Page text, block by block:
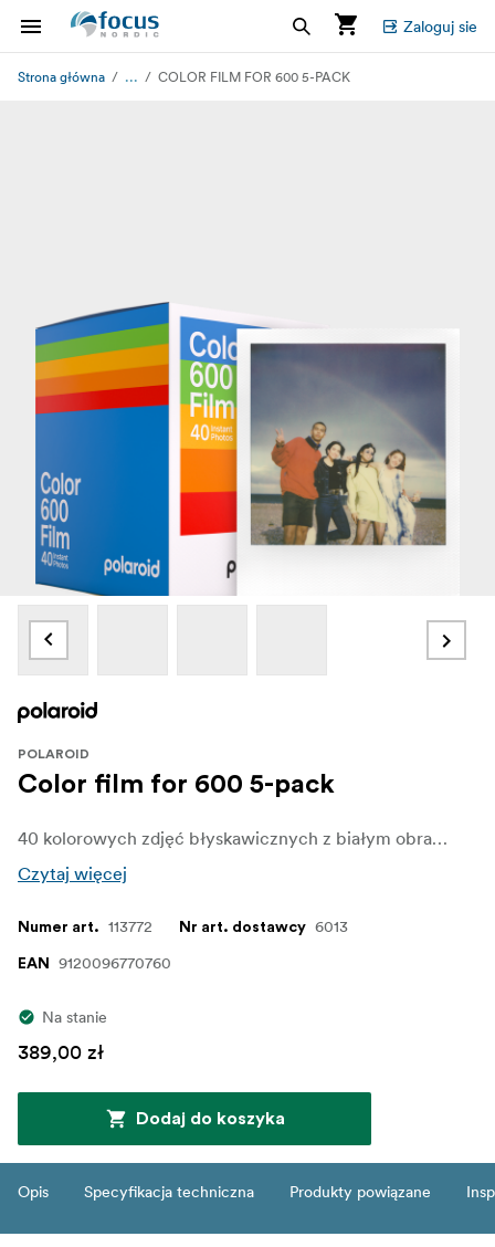
Zaloguj sie
Strona główna ... COLOR FILM FOR 600 5-PACK
POLAROID
Color film for 600 5-pack
40 kolorowych zdjęć błyskawicznych z białym obramowaniem.
Czytaj więcej
Numer art. 113772 Nr art. dostawcy 6013
EAN 9120096770760
Na stanie
389,00 zł
Dodaj do koszyka
Opis Specyfikacja techniczna Produkty powiązane